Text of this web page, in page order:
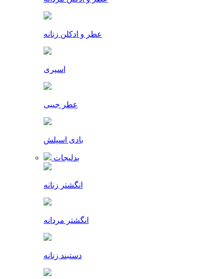
عطر و ادکلن زنانه
اسپری
عطر جیبی
بادی اسپلش
بدلیجات
انگشتر زنانه
انگشتر مردانه
دستبند زنانه